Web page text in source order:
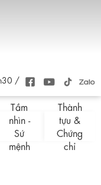
/
Tầm
nhìn -
Sứ
mệnh
Thành
tựu &
Chứng
chỉ